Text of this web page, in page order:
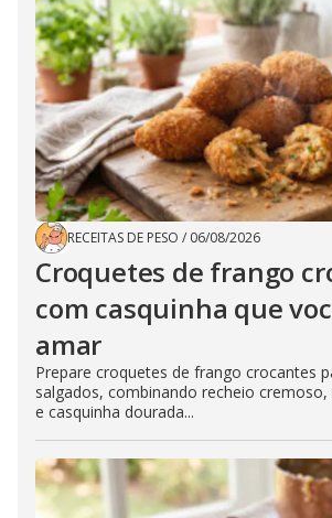
RECEITAS DE PESO / 06/08/2026
Croquetes de frango
com casquinha que
amar
Prepare croquetes de frango crocantes
salgados, combinando recheio
e casquinha dourada...